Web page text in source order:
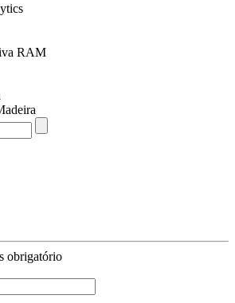
obrigatório